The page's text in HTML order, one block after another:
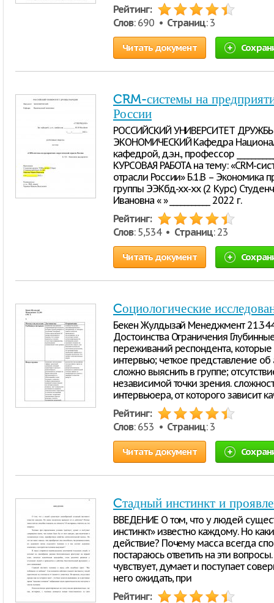
Рейтинг:
Слов: 690 • Страниц: 3
Читать документ
CRM-системы на
России
РОССИЙСКИЙ УНИВЕРСИТЕТ
ЭКОНОМИЧЕСКИЙ Кафедра
кафедрой, д.э.н., профессор
КУРСОВАЯ РАБОТА на тему: «CRM-
отрасли России» Б.1.В – Экономика
группы ЭЭКбд-хх-хх (2 Курс)
Ивановна « » ___________ 2022 г.
Рейтинг:
Слов: 5,534 • Страниц: 23
Читать документ
Cоциологические
Бекен Жулдызай Менеджмент
Достоинства Ограничения
переживаний респондента,
интервью; четкое представление
сложно выяснить в группе;
независимой точки зрения.
интервьюера, от которого зависит
Рейтинг:
Слов: 653 • Страниц: 3
Читать документ
Cтадный инстинкт и
ВВЕДЕНИЕ О том, что у людей
инстинкт» известно каждому. Но
действие? Почему масса всегда
постараюсь ответить на эти
чувствует, думает и поступает
него ожидать, при
Рейтинг: